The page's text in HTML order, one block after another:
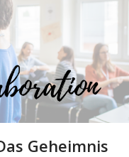
Geheimnis